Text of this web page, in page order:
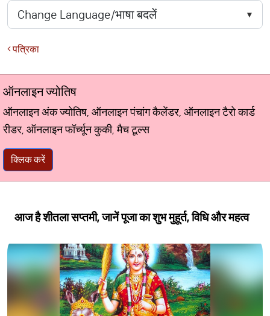
पत्रिका
ऑनलाइन ज्योतिष
ऑनलाइन अंक ज्योतिष, ऑनलाइन पंचांग कैलेंडर, ऑनलाइन टैरो कार्ड
रीडर, ऑनलाइन फॉर्च्यून कुकी, मैच टूल्स
क्लिक करें
आज है शीतला सप्तमी, जानें पूजा का शुभ मुहूर्त, विधि और महत्व